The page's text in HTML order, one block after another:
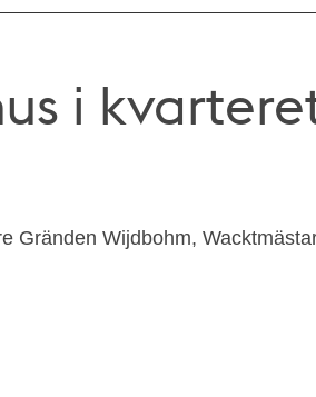
i
Gränden Wijdbohm,